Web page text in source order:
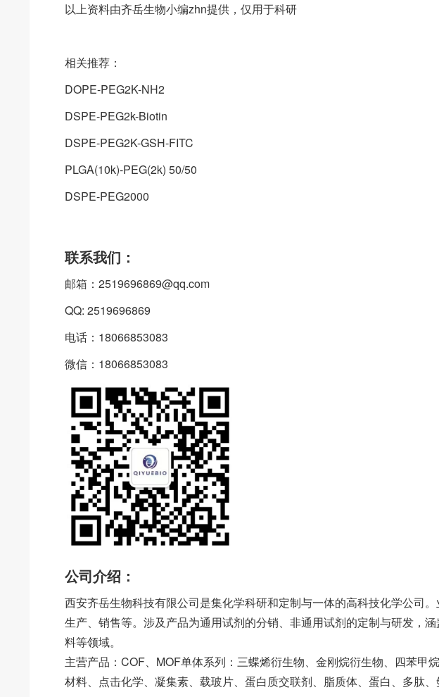
以上资料由齐岳生物小编zhn提供，仅用于科研
相关推荐：
DOPE-PEG2K-NH2
DSPE-PEG2k-Biotin
DSPE-PEG2K-GSH-FITC
PLGA(10k)-PEG(2k) 50/50
DSPE-PEG2000
联系我们：
邮箱：2519696869@qq.com
QQ: 2519696869
电话：18066853083
微信：18066853083
公司介绍：
西安齐岳生物科技有限公司是集化学科研和定制与一体的高科技化学公司。
生产、销售等。涉及产品为通用试剂的分销、非通用试剂的定制与研发，
料等领域。
主营产品：COF、MOF单体系列：三蝶烯衍生物、金刚烷衍生物、四苯甲
材料、点击化学、凝集素、载玻片、蛋白质交联剂、脂质体、蛋白、多肽、